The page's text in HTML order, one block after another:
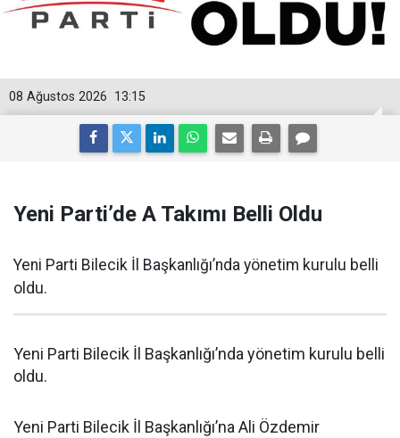
13:15
08 Ağustos 2026
Yeni Parti’de A Takımı Belli Oldu
Yeni Parti Bilecik İl Başkanlığı’nda yönetim kurulu belli
oldu.
Yeni Parti Bilecik İl Başkanlığı’nda yönetim kurulu belli
oldu.
Yeni Parti Bilecik İl Başkanlığı’na Ali Özdemir